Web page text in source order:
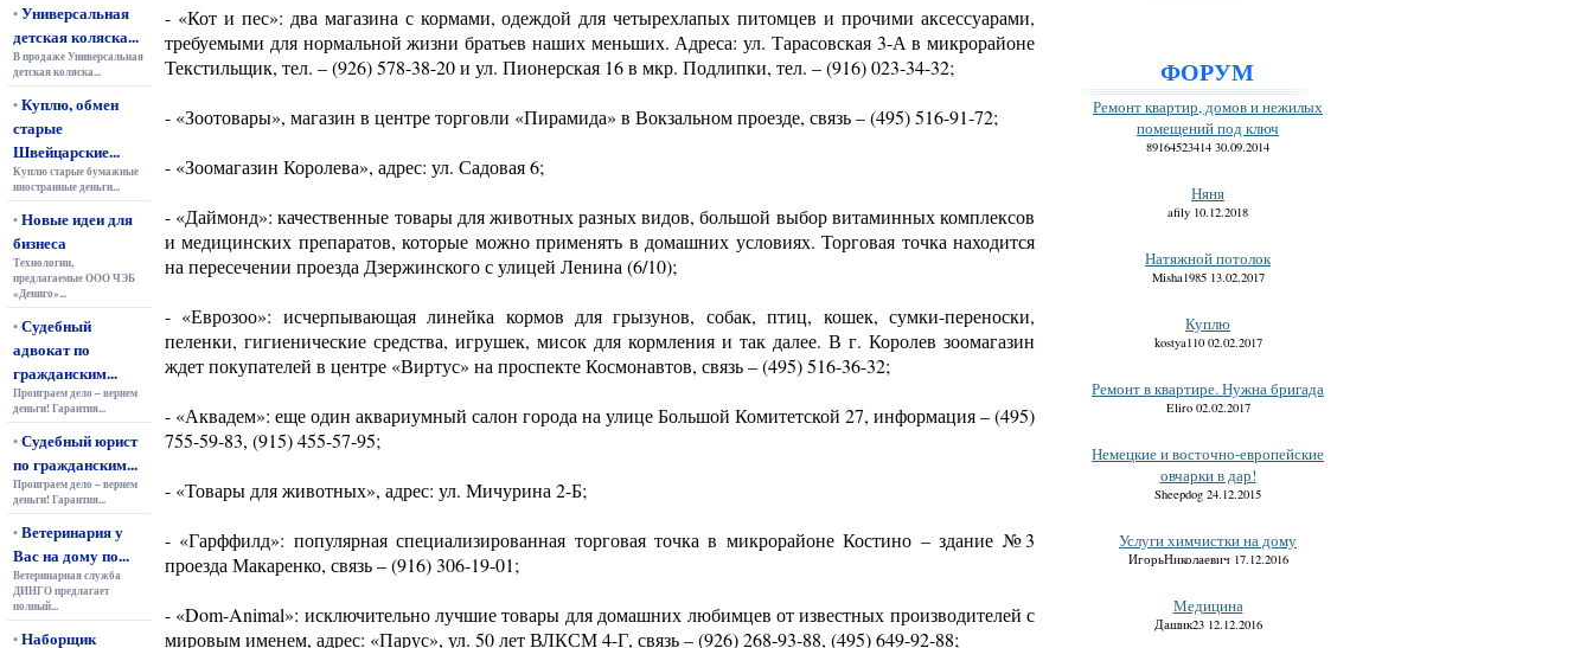
•Универсальная
детская коляска...
В продаже Универсальная
детская коляска...
•Куплю, обмен
старые
Швейцарские...
Куплю старые бумажные
иностранные деньги...
•Новые идеи для
бизнеса
Технологии,
предлагаемые ООО ЧЭБ
«Дениго»...
•Судебный
адвокат по
гражданским...
Проиграем дело – вернем
деньги! Гарантия...
•Судебный юрист
по гражданским...
Проиграем дело – вернем
деньги! Гарантия...
•Ветеринария у
Вас на дому по...
Ветеринарная служба
ДИНГО предлагает
полный...
•Наборщик
- «Кот и пес»: два магазина с кормами, одеждой для четырехлапых питомцев и прочими аксессуарами,
требуемыми для нормальной жизни братьев наших меньших. Адреса: ул. Тарасовская 3-А в микрорайоне
Текстильщик, тел. – (926) 578-38-20 и ул. Пионерская 16 в мкр. Подлипки, тел. – (916) 023-34-32;
- «Зоотовары», магазин в центре торговли «Пирамида» в Вокзальном проезде, связь – (495) 516-91-72;
- «Зоомагазин Королева», адрес: ул. Садовая 6;
- «Даймонд»: качественные товары для животных разных видов, большой выбор витаминных комплексов
и медицинских препаратов, которые можно применять в домашних условиях. Торговая точка находится
на пересечении проезда Дзержинского с улицей Ленина (6/10);
- «Еврозоо»: исчерпывающая линейка кормов для грызунов, собак, птиц, кошек, сумки-переноски,
пеленки, гигиенические средства, игрушек, мисок для кормления и так далее. В г. Королев зоомагазин
ждет покупателей в центре «Виртус» на проспекте Космонавтов, связь – (495) 516-36-32;
- «Аквадем»: еще один аквариумный салон города на улице Большой Комитетской 27, информация – (495)
755-59-83, (915) 455-57-95;
- «Товары для животных», адрес: ул. Мичурина 2-Б;
- «Гарффилд»: популярная специализированная торговая точка в микрорайоне Костино – здание №3
проезда Макаренко, связь – (916) 306-19-01;
- «Dom-Animal»: исключительно лучшие товары для домашних любимцев от известных производителей с
мировым именем, адрес: «Парус», ул. 50 лет ВЛКСМ 4-Г, связь – (926) 268-93-88, (495) 649-92-88;
ФОРУМ
Ремонт квартир, домов и нежилых
помещений под ключ
89164523414 30.09.2014
Няня
afily 10.12.2018
Натяжной потолок
Misha1985 13.02.2017
Куплю
kostya110 02.02.2017
Ремонт в квартире. Нужна бригада
Eliro 02.02.2017
Немецкие и восточно-европейские
овчарки в дар!
Sheepdog 24.12.2015
Услуги химчистки на дому
ИгорьНиколаевич 17.12.2016
Медицина
Дашик23 12.12.2016